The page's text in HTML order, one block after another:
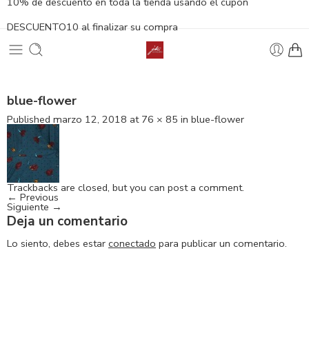
DESCUENTO10 al finalizar su compra
blue-flower
Published marzo 12, 2018 at 76 × 85 in blue-flower
Trackbacks are closed, but you can post a comment.
← Previous
Siguiente →
Deja un comentario
Lo siento, debes estar conectado para publicar un comentario.